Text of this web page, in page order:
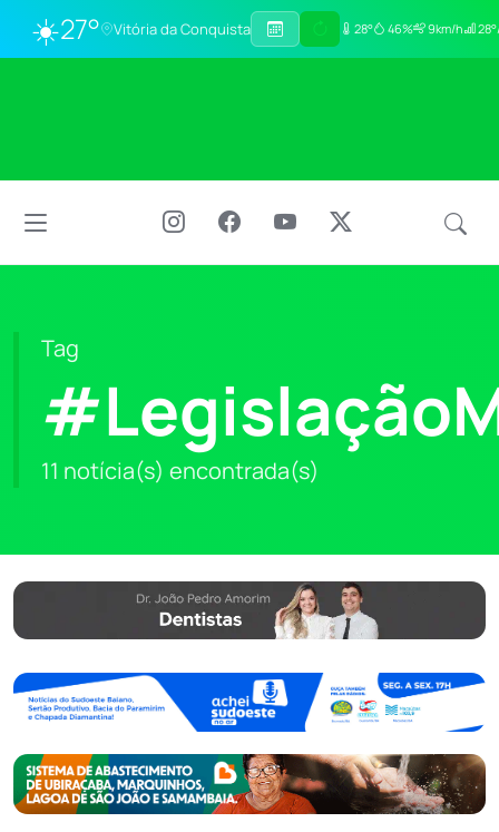
☀️27° Vitória da Conquista 28° 46% 9km/h
Tag
11 notícia(s) encontrada(s)